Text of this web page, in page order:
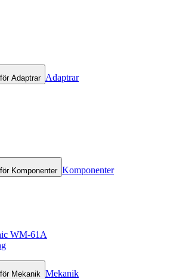
Adaptrar Adaptrar
Komponenter Komponenter
WM-61A
Mekanik Mekanik